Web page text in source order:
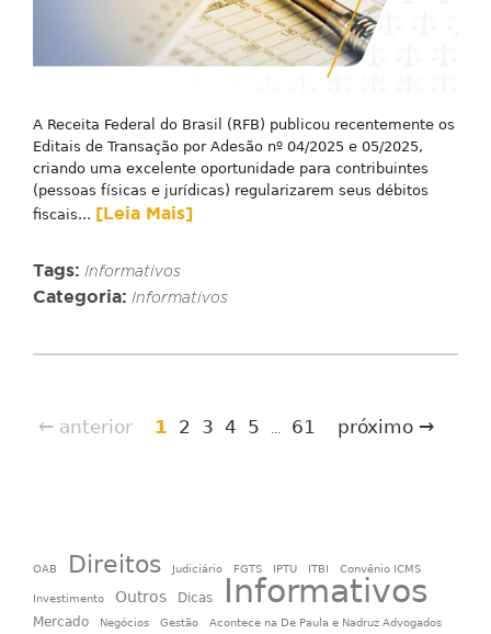
A Receita Federal do Brasil (RFB) publicou recentemente os
Editais de Transação por Adesão nº 04/2025 e 05/2025,
criando uma excelente oportunidade para contribuintes
(pessoas físicas e jurídicas) regularizarem seus débitos
fiscais... [Leia Mais]
Tags: Informativos
Categoria: Informativos
← anterior 1 2 3 4 5 ... 61 próximo →
OAB Direitos Judiciário FGTS IPTU ITBI Convênio ICMS
Investimento Outros Dicas Informativos
Mercado Negócios Gestão
Acontece na De Paula e Nadruz Advogados